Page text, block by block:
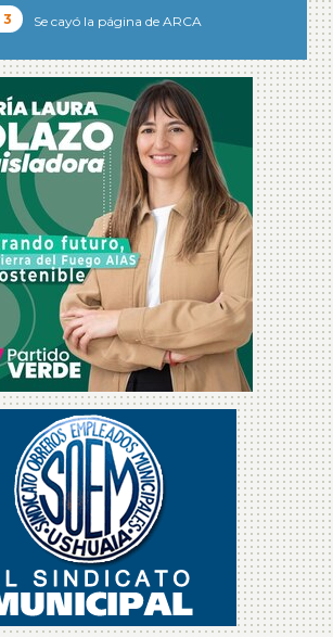
Se cayó la página de ARCA